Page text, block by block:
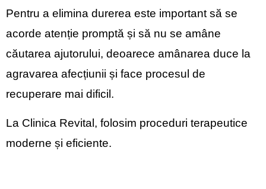
Pentru a elimina durerea este important să se
acorde atenție promptă și să nu se amâne
căutarea ajutorului, deoarece amânarea duce la
agravarea afecțiunii și face procesul de
recuperare mai dificil.
La Clinica Revital, folosim proceduri terapeutice
moderne și eficiente.